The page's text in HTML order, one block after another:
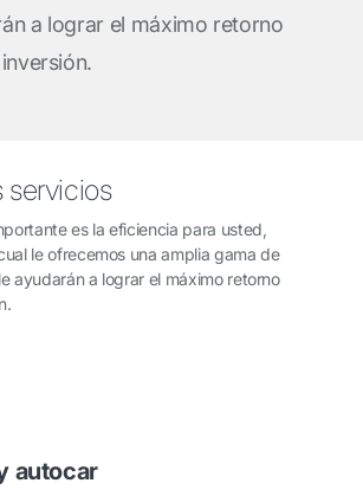
a lograr el máximo retorno
servicios
es la eficiencia para usted,
le ofrecemos una amplia gama de
ayudarán a lograr el máximo retorno
autocar